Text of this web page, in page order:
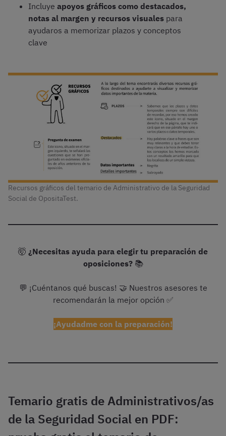
Incluye apoyos gráficos como destacados,
notas al margen y recursos visuales para
ayudaros a memorizar plazos y conceptos
clave
Recursos gráficos del temario de Administrativo de la Seguridad
Social de OpositaTest.
🤯 ¿Necesitas ayuda para elegir tu preparación de
oposiciones?📚
💬 ¡Cuéntanos qué buscas! 🤝 Nuestros asesores te
recomendarán la mejor opción ✅
¡Ayudadme con la preparación!
Temario gratis de Administrativos/as
de la Seguridad Social en PDF: